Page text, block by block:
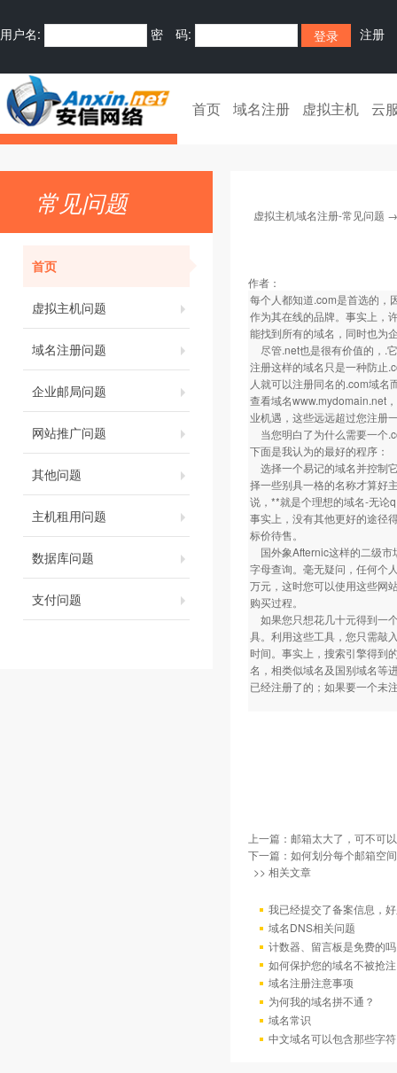
用户名: 密 码: 注册
首页 域名注册 虚拟主机 云
常见问题
首页
虚拟主机问题
域名注册问题
企业邮局问题
网站推广问题
其他问题
主机租用问题
数据库问题
支付问题
虚拟主机域名注册-常见问题
作者：
每个人都知道.com是首选的，
作为其在线的品牌。事实上，
能找到所有的域名，同时也为
尽管.net也是很有价值的，.
注册这样的域名只是一种防止
人就可以注册同名的.com域
查看域名www.mydomain.net
业机遇，这些远远超过您注册
当您明白了为什么需要一个
下面是我认为的最好的程序：
选择一个易记的域名并控制
择一些别具一格的名称才算好
说，**就是个理想的域名-无论
事实上，没有其他更好的途径
标价待售。
国外象Afternic这样的二级市
字母查询。毫无疑问，任何个
万元，这时您可以使用这些网
购买过程。
如果您只想花几十元得到一
具。利用这些工具，您只需敲
时间。事实上，搜索引擎得到
名，相类似域名及国别域名等
已经注册了的；如果要一个未
上一篇： 邮箱太大了，可不可
下一篇： 如何划分每个邮箱空
>> 相关文章
我已经提交了备案信息，
域名DNS相关问题
计数器、留言板是免费的
如何保护您的域名不被抢注
域名注册注意事项
为何我的域名拼不通？
域名常识
中文域名可以包含那些字